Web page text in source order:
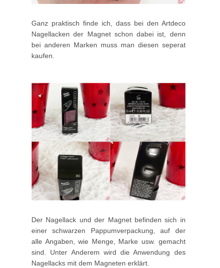
Ganz praktisch finde ich, dass bei den Artdeco
Nagellacken der Magnet schon dabei ist, denn
bei anderen Marken muss man diesen seperat
kaufen.
Der Nagellack und der Magnet befinden sich in
einer schwarzen Pappumverpackung, auf der
alle Angaben, wie Menge, Marke usw. gemacht
sind. Unter Anderem wird die Anwendung des
Nagellacks mit dem Magneten erklärt.